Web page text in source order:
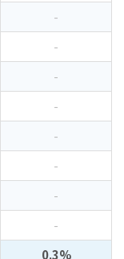
-
-
-
-
-
-
-
-
0.3%